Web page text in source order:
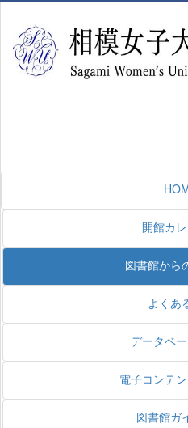
開館カ
図書館から
よくあ
データベ
電子コンテ
図書館ガ